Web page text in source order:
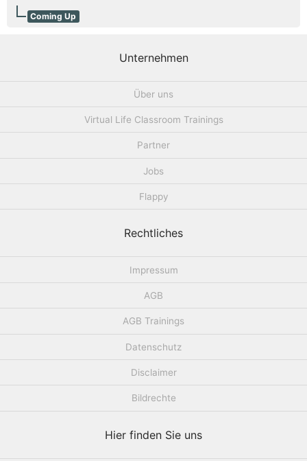
Coming Up
Unternehmen
Über uns
Virtual Life Classroom Trainings
Partner
Jobs
Flappy
Rechtliches
Impressum
AGB
AGB Trainings
Datenschutz
Disclaimer
Bildrechte
Hier finden Sie uns